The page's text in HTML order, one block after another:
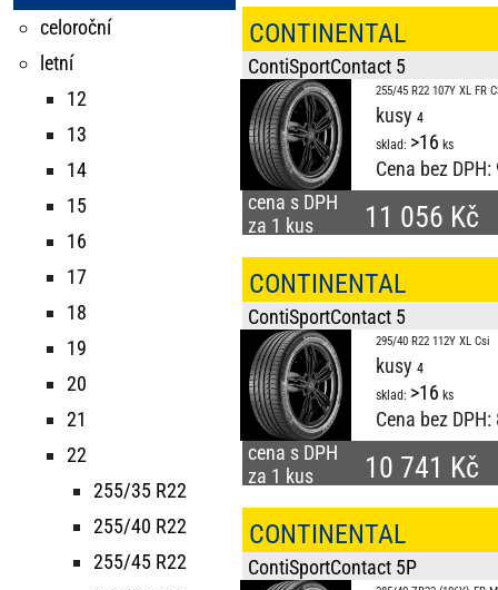
CONTINENTAL
ContiSportContact 5
255/45 R22 107Y XL FR
kusy
sklad: >16 ks
Cena bez DPH:
cena s DPH
za 1 kus
11 056 Kč
CONTINENTAL
ContiSportContact 5
295/40 R22 112Y XL Csi
kusy
sklad: >16 ks
Cena bez DPH:
cena s DPH
za 1 kus
10 741 Kč
CONTINENTAL
ContiSportContact 5P
celoroční
letní
12
13
14
15
16
17
18
19
20
21
22
255/35 R22
255/40 R22
255/45 R22